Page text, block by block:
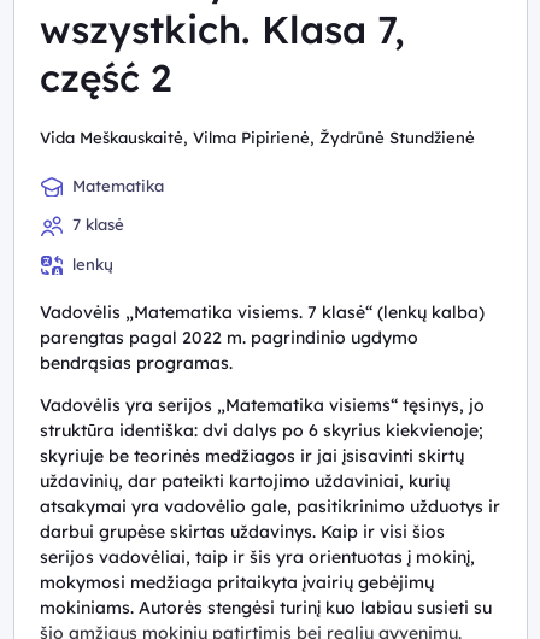
wszystkich. Klasa 7,
część 2
Vida Meškauskaitė, Vilma Pipirienė, Žydrūnė Stundžienė
Matematika
7 klasė
lenkų
Vadovėlis „Matematika visiems. 7 klasė“ (lenkų kalba)
parengtas pagal 2022 m. pagrindinio ugdymo
bendrąsias programas.
Vadovėlis yra serijos „Matematika visiems“ tęsinys, jo
struktūra identiška: dvi dalys po 6 skyrius kiekvienoje;
skyriuje be teorinės medžiagos ir jai įsisavinti skirtų
uždavinių, dar pateikti kartojimo uždaviniai, kurių
atsakymai yra vadovėlio gale, pasitikrinimo užduotys ir
darbui grupėse skirtas uždavinys. Kaip ir visi šios
serijos vadovėliai, taip ir šis yra orientuotas į mokinį,
mokymosi medžiaga pritaikyta įvairių gebėjimų
mokiniams. Autorės stengėsi turinį kuo labiau susieti su
šio amžiaus mokinių patirtimis bei realiu gyvenimu.